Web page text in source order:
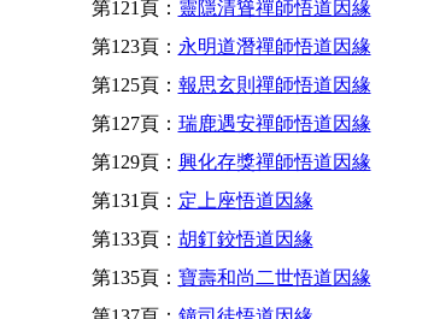
第121頁： 靈隱清聳禪師悟道因緣
第123頁： 永明道潛禪師悟道因緣
第125頁： 報思玄則禪師悟道因緣
第127頁： 瑞鹿遇安禪師悟道因緣
第129頁： 興化存獎禪師悟道因緣
第131頁： 定上座悟道因緣
第133頁： 胡釘鉸悟道因緣
第135頁： 寶壽和尚二世悟道因緣